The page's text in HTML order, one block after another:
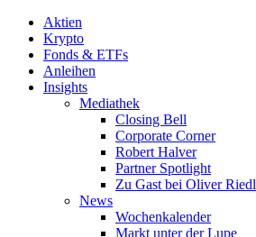
Aktien
Krypto
Fonds & ETFs
Anleihen
Insights
Mediathek
Closing Bell
Corporate Corner
Robert Halver
Partner Spotlight
Zu Gast bei Oliver Riedl
News
Wochenkalender
Markt unter der Lupe